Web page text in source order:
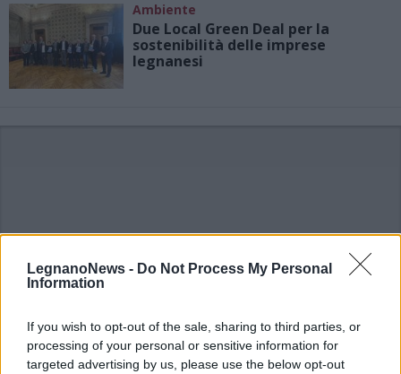
LegnanoNews - Do Not Process My Personal
Information
If you wish to opt-out of the sale, sharing to third parties, or
processing of your personal or sensitive information for
targeted advertising by us, please use the below opt-out
Ambiente
Due Local Green Deal per la
sostenibilità delle imprese
legnanesi